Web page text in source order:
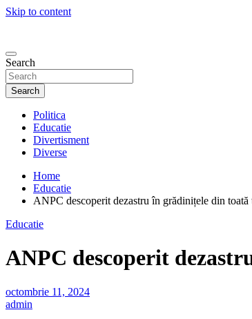
Skip to content
Search
Search
Politica
Educatie
Divertisment
Diverse
Home
Educatie
ANPC descoperit dezastru în grădinițele din toată
Educatie
ANPC descoperit
octombrie 11, 2024
admin